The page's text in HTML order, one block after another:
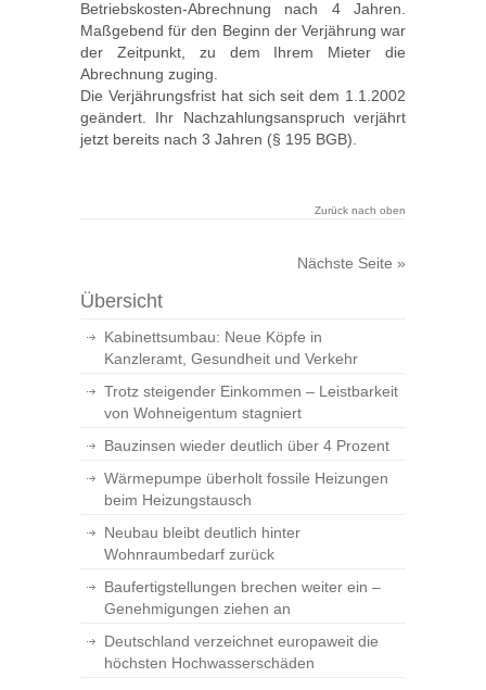
Betriebskosten-Abrechnung nach 4 Jahren.
Maßgebend für den Beginn der Verjährung war
der Zeitpunkt, zu dem Ihrem Mieter die
Abrechnung zuging.
Die Verjährungsfrist hat sich seit dem 1.1.2002
geändert. Ihr Nachzahlungsanspruch verjährt
jetzt bereits nach 3 Jahren (§ 195 BGB).
Zurück nach oben
Nächste Seite »
Übersicht
Kabinettsumbau: Neue Köpfe in
Kanzleramt, Gesundheit und Verkehr
Trotz steigender Einkommen – Leistbarkeit
von Wohneigentum stagniert
Bauzinsen wieder deutlich über 4 Prozent
Wärmepumpe überholt fossile Heizungen
beim Heizungstausch
Neubau bleibt deutlich hinter
Wohnraumbedarf zurück
Baufertigstellungen brechen weiter ein –
Genehmigungen ziehen an
Deutschland verzeichnet europaweit die
höchsten Hochwasserschäden